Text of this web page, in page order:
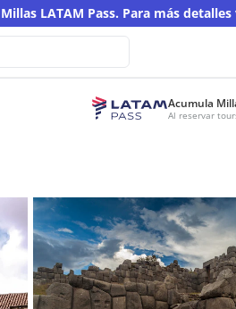
LATAM Pass. Para más
resultados
Acumula
Al reservar